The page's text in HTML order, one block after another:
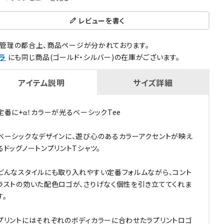
レビューを書く
理の都合上、商品ページが分かれております。
にも同じ商品(ゴールド・シルバー)の在庫がございます。
アイテム説明 サイズ詳細
番に+α！カラーが光るベーシックTee
ーシックなデザインに、遊び心のあるカラーアクセントが映え
ドッグノートンプリントTシャツ。
んなスタイルにも取り入れやすい定番フォルムながら、コント
ストの効いた配色ロゴが、さりげなく個性を引き立ててくれま
リントにはそれぞれのボディカラーに合わせたラプリントロゴ